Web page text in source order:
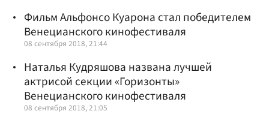
Фильм Альфонсо Куарона стал победителем
Венецианского кинофестиваля
08 сентября 2018, 21:44
Наталья Кудряшова названа лучшей
актрисой секции «Горизонты»
Венецианского кинофестиваля
08 сентября 2018, 21:05